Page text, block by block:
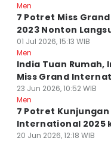
Men
7 Potret Miss
2023 Nonton
01 Jul 2026, 15:13 WIB
Men
India Tuan Rumah,
Miss Grand
23 Jun 2026, 10:52 WIB
Men
7 Potret Kunjungan
International 2025
20 Jun 2026, 12:18 WIB